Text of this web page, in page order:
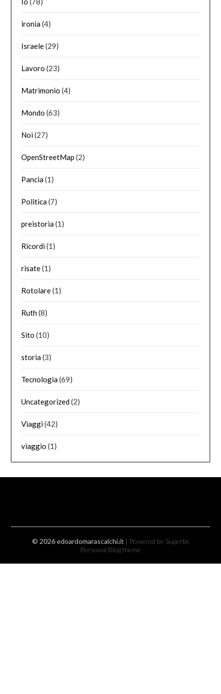
ironia(4)
Israele(29)
Lavoro (23)
Matrimonio (4)
Mondo (63)
Noi(27)
OpenStreetMap (2)
Pancia(1)
Politica(7)
preistoria(1)
Ricordi(1)
risate(1)
Rotolare(1)
Ruth(8)
Sito (10)
storia(3)
Tecnologia(69)
Uncategorized(2)
Viaggi(42)
viaggio (1)
© 2026 edoardomarascalchi.it | Powered by Superbs
Personal Blog theme